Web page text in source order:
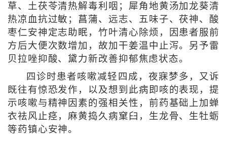
草、土茯苓清热解毒利咽；犀角地黄汤加龙葵清
热凉血抗过敏；菖蒲、远志、五味子、茯神、酸
枣仁安神定志助眠，竹叶清心除烦，因患者服前
方后大便次数增加，故加干姜温中止泻。另予雷
贝拉唑抑酸、黛力新改善抑郁焦虑状态。
四诊时患者咳嗽减轻四成，夜寐梦多，又诉
既往有惊恐发作，以及想到此病即咳的表现，提
示咳嗽与精神因素的强相关性，前药基础上加蝉
衣祛风止痉，麻黄捣久病窠臼，生龙骨、生牡蛎
等药镇心安神。